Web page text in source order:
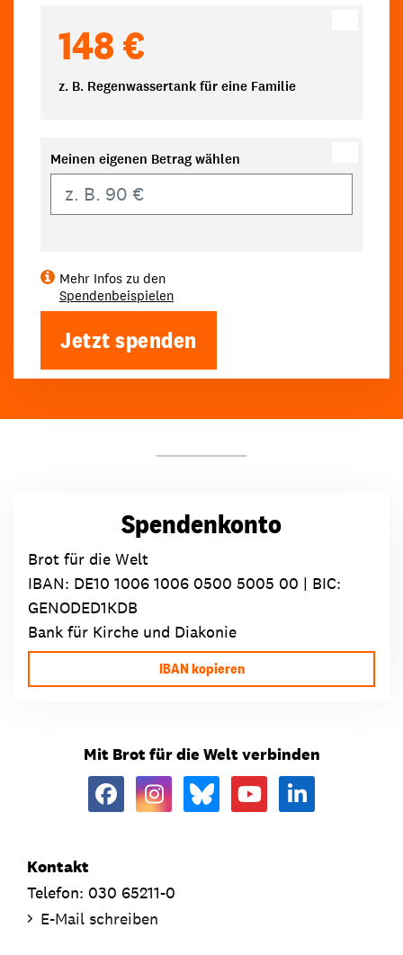
148 €
z. B. Regenwassertank für eine Familie
Meinen eigenen Betrag wählen
Mehr Infos zu den
Spendenbeispielen
Jetzt spenden
Spendenkonto
Brot für die Welt
IBAN: DE10 1006 1006 0500 5005 00 | BIC:
GENODED1KDB
Bank für Kirche und Diakonie
IBAN kopieren
Mit Brot für die Welt verbinden
Kontakt
Telefon: 030 65211-0
E-Mail schreiben